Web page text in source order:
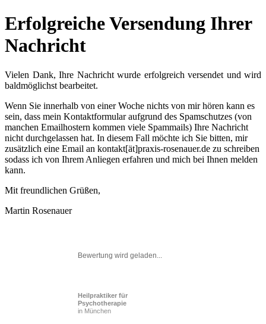
Erfolgreiche Versendung Ihrer
Nachricht
Vielen Dank, Ihre Nachricht wurde erfolgreich versendet und wird
baldmöglichst bearbeitet.
Wenn Sie innerhalb von einer Woche nichts von mir hören kann es
sein, dass mein Kontaktformular aufgrund des Spamschutzes (von
manchen Emailhostern kommen viele Spammails) Ihre Nachricht
nicht durchgelassen hat. In diesem Fall möchte ich Sie bitten, mir
zusätzlich eine Email an kontakt[ät]praxis-rosenauer.de zu schreiben
sodass ich von Ihrem Anliegen erfahren und mich bei Ihnen melden
kann.
Mit freundlichen Grüßen,
Martin Rosenauer
Bewertung wird geladen...
Heilpraktiker für
Psychotherapie
in München